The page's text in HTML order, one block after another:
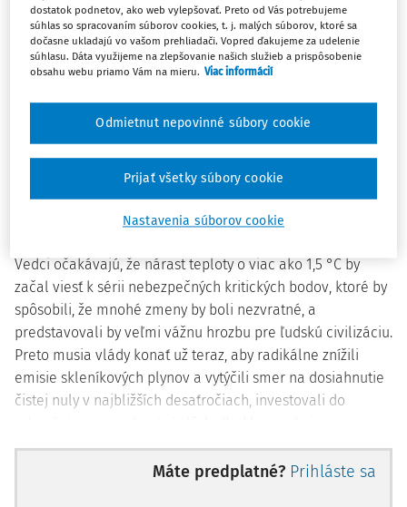
analýzu tepelnej záťaže a jej implikácií pre bezpečnosť
a ochranu zdravia pri práci.
Od začiatku 19. storočia spôsobuje ľudská činnosť zvýšenie
ako dve tretiny tohto oteplenia sa udiali od roku 1975. To
prírodným ekosystémom v mnohých častiach sveta. Viac
ako 3 miliardy ľudí žijú na miestach, ktoré sú veľmi
zraniteľné voči klimatickej kríze, pričom krajiny s nižšími
príjmami sú zasiahnuté neprimerane viac.
Vedci očakávajú, že nárast teploty o viac ako 1,5 °C by
začal viesť k sérii nebezpečných kritických bodov, ktoré by
spôsobili, že mnohé zmeny by boli nezvratné, a
predstavovali by veľmi vážnu hrozbu pre ľudskú civilizáciu.
Preto musia vlády konať už teraz, aby radikálne znížili
emisie skleníkových plynov a vytýčili smer na dosiahnutie
čistej nuly v najbližších desaťročiach, investovali do
chránili a obnovovali prírodné ekosystémy a biómy, od
ktorých závisí naša planéta.Máte predplatné? Prihláste sa
dostatok podnetov, ako web vylepšovať. Preto od Vás potrebujeme
súhlas so spracovaním súborov cookies, t. j. malých súborov, ktoré sa
dočasne ukladajú vo vašom prehliadači. Vopred ďakujeme za udelenie
súhlasu. Dáta využijeme na zlepšovanie našich služieb a prispôsobenie
obsahu webu priamo Vám na mieru. Viac informácií
Nastavenia súborov cookie
Odmietnut nepovinné súbory cookie
Prijať všetky súbory cookie